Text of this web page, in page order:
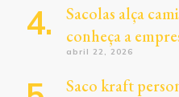
Sacolas alça
conheça a
abril 22, 2026
Saco kraft